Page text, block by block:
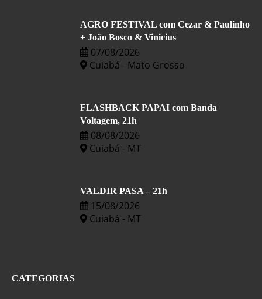
AGRO FESTIVAL com Cezar & Paulinho
+ João Bosco & Vinicius
07/08/2026
Cuiabá - Mato Grosso
FLASHBACK PAPAI com Banda
Voltagem, 21h
08/08/2026
Cuiabá - MT
VALDIR PASA – 21h
15/08/2026
Cuiabá - MT
CATEGORIAS